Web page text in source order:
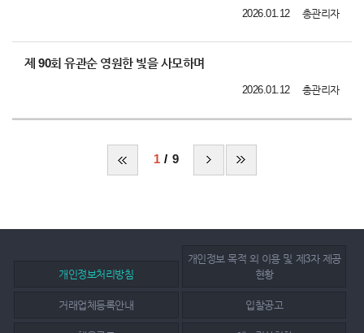
총관리자
2026.01.12
제 90회 유관순 영원한 빛을 사모하며
총관리자
2026.01.12
1 9
개인정보처리방침
개인정보 목적 외 이용 및 제3자 제공
현황
거래업체등록안내 입찰공고